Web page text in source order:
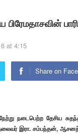
at 4:15
Share on
நடைபெற்ற தேசிய
இரா. சம்பந்தன்,